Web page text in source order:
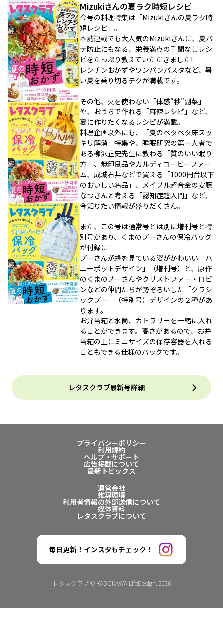
Mizukiさんの夏ラク時短レシピ
今号の料理特集は「Mizukiさんの夏ラク時
短レシピ」。
本誌連載でも大人気のMizukiさんに、夏バ
テ防止にもなる、栄養満点の手間なしレシ
ピをたっぷり教えていただきました!
レンチンおかずやワンパンパスタなど、暑
い夏を乗り切るテクが満載です。
その他、火を使わない「体感“秒”副菜」
や、おうちで作れる「麻辣レシピ」など、
夏に作りたくなるレシピが満載。
料理企画以外にも、「夏のベタベタ床スッ
キリ解消」特集や、睡眠研究の第一人者で
ある柳沢正史先生に教わる「質のいい眠り
方」、無印良品やカルディコーヒーファー
ム、成城石井などで買える「1000円台以下
のおいしい名品」、メイプル超合金の安藤
なつさんと考える「認知症超入門」など、
今知りたい情報が盛りだくさん。
また、この号は通常号とは別に増刊号と特
別号があり、くまのプーさんの保冷バッグ
が付録に！
プーさんが蜂を見ている姿がかわいい「ハ
ニーポットデザイン」（増刊号）と、原作
のくまのプーさんやクリストファー・ロビ
ンなどの仲間たちが勢ぞろいした「クラシ
ックプー」（特別号）デザインの２種があ
ります。
お弁当箱と水筒、カトラリーを一緒に入れ
ることができます。高さがあるので、お弁
当箱の上にミニサイズの保存容器を入れる
こともできる仕様のバッグです。
レタスクラブ最新号詳細
プライバシーポリシー
利用規約
ヘルプ・サポート
広告掲載について
最新トピックス
運営会社
推奨環境
利用者情報の外部送信について
媒体資料
レタスクラブについて
毎日更新！インスタもチェック！
レタスクラブ © KADOKAWA LifeDesign. 2026